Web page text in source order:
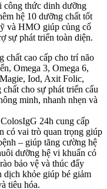
công thức dinh dưỡng
hệ 10 dưỡng chất tốt
và HMO giúp củng cố
sự phát triển toàn diện.
chất cao cấp cho trí não
Omega 3, Omega 6,
Iod, Axit Folic,
cho sự phát triển cấu
minh, nhanh nhẹn và
24h cung cấp
có vai trò quan trọng giúp
– giúp tăng cường hệ
dưỡng hệ vi khuẩn có
bảo vệ và thúc đẩy
dịch khỏe giúp bé giảm
tiêu hóa.